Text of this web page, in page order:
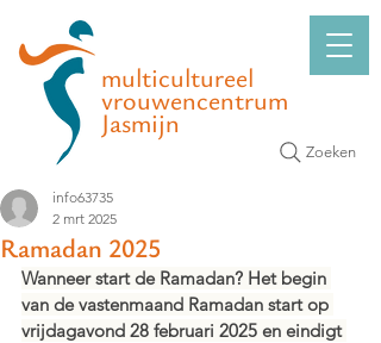
multicultureel
vrouwencentrum
Jasmijn
Zoeken
Ramadan 2025
info63735
2 mrt 2025
Wanneer start de Ramadan? Het begin
van de vastenmaand Ramadan start op
vrijdagavond 28 februari 2025 en eindigt